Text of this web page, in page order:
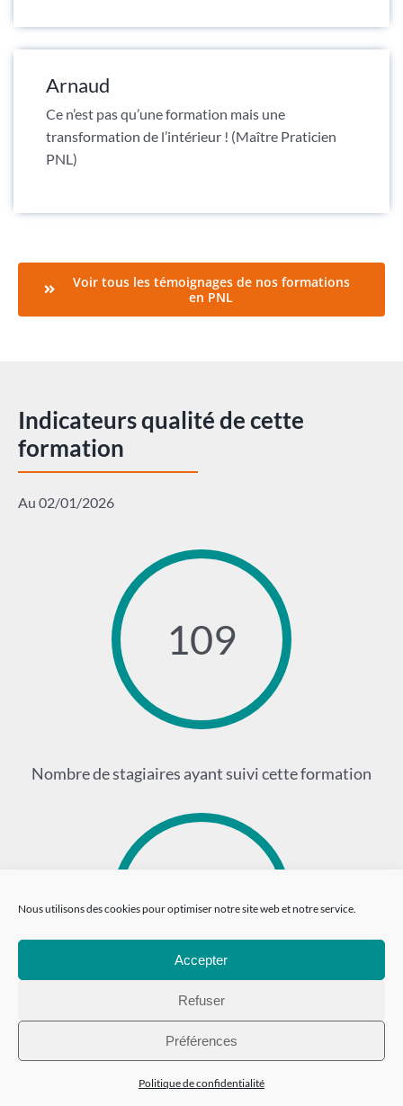
Nous utilisons des cookies pour optimiser notre site web et notre service.
Accepter
Refuser
Préférences
Politique de confidentialité
Arnaud
Ce n’est pas qu’une formation mais une
transformation de l’intérieur ! (Maître Praticien
PNL)
Voir tous les témoignages de nos formations
en PNL
Indicateurs qualité de cette
formation
Au 02/01/2026
109
Nombre de stagiaires ayant suivi cette formation
15
Nombre de stages effectués